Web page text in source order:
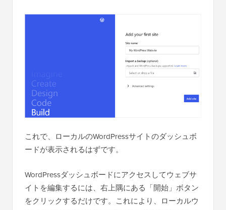
これで、ローカルのWordPressサイトのダッシュボ
ードが表示されるはずです。
WordPressダッシュボードにアクセスしてウェブサ
イトを編集するには、右上隅にある「開始」ボタン
をクリックするだけです。これにより、ローカルウ